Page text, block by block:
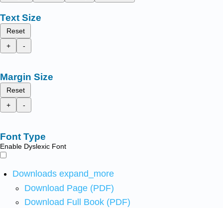
Text Size
Reset
+
-
Margin Size
Reset
+
-
Font Type
Enable Dyslexic Font
Downloads expand_more
Download Page (PDF)
Download Full Book (PDF)